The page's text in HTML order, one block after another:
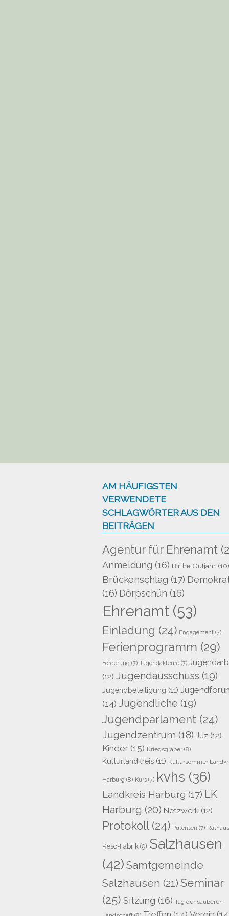
AM HÄUFIGSTEN
VERWENDETE
SCHLAGWÖRTER AUS DEN
BEITRÄGEN
Agentur für Ehrenamt
Anmeldung (16) Birthe Gutjahr (10)
Brückenschlag (17)
(16) Dörpschün (16)
Ehrenamt (53)
Einladung (24) Engagement (7)
Ferienprogramm (29)
Förderung (7) Jugendakteure (7)
(12) Jugendausschuss (19)
Jugendbeteiligung (11)
(14) Jugendliche (19)
Jugendparlament (24)
Jugendzentrum (18) Juz (12)
Kinder (15) Kriegsgräber (8)
Kulturlandkreis (11) Kultursommer
Harburg (8) Kurs (7) kvhs (36)
Landkreis Harburg (17) LK
Harburg (20) Netzwerk (12)
Protokoll(24) Putensen (7) Rathaus
Reso-Fabrik (9) Salzhausen
(42) Samtgemeinde
Salzhausen (21) Seminar
(25) Sitzung (16) Tag der sauberen